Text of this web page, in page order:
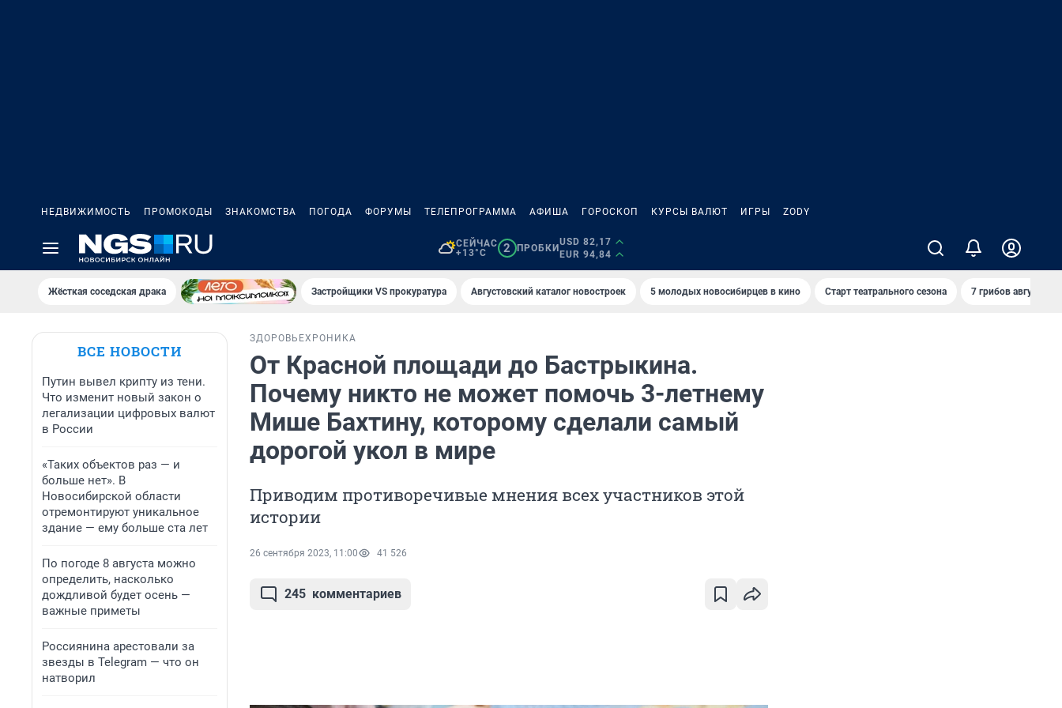
НЕДВИЖИМОСТЬ ПРОМОКОДЫ ЗНАКОМСТВА ПОГОДА ФОРУМЫ ТЕЛЕПРОГРАММА АФИША ГОРОСКОП КУРСЫ ВАЛЮТ ИГРЫ ZODY
СЕЙЧАС
+13°C
2 ПРОБКИ
USD 82,17
EUR 94,84
Жёсткая соседская драка Застройщики VS прокуратура Августовский каталог новостроек 5 молодых новосибирцев в кино Старт театрального сезона 7 грибов августа
ВСЕ НОВОСТИ
Путин вывел крипту из тени.
Что изменит новый закон о
легализации цифровых валют
в России
«Таких объектов раз — и
больше нет». В
Новосибирской области
отремонтируют уникальное
здание — ему больше ста лет
По погоде 8 августа можно
определить, насколько
дождливой будет осень —
важные приметы
Россиянина арестовали за
звезды в Telegram — что он
натворил
ЗДОРОВЬЕХРОНИКА
От Красной площади до Бастрыкина.
Почему никто не может помочь 3-летнему
Мише Бахтину, которому сделали самый
дорогой укол в мире
Приводим противоречивые мнения всех участников этой
истории
26 сентября 2023, 11:00 41 526
245 комментариев